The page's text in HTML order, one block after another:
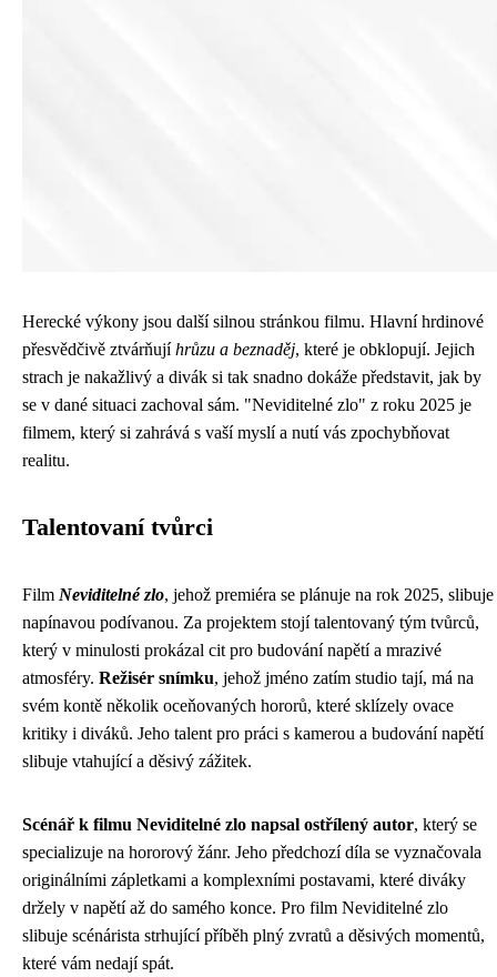
Herecké výkony jsou další silnou stránkou filmu. Hlavní hrdinové
přesvědčivě ztvárňujíhrůzu a beznaděj, které je obklopují. Jejich
strach je nakažlivý a divák si tak snadno dokáže představit, jak by
se v dané situaci zachoval sám. "Neviditelné zlo" z roku 2025 je
filmem, který si zahrává s vaší myslí a nutí vás zpochybňovat
realitu.
Talentovaní tvůrci
Film Neviditelné zlo, jehož premiéra se plánuje na rok 2025, slibuje
napínavou podívanou. Za projektem stojí talentovaný tým tvůrců,
který v minulosti prokázal cit pro budování napětí a mrazivé
atmosféry. Režisér snímku, jehož jméno zatím studio tají, má na
svém kontě několik oceňovaných hororů, které sklízely ovace
kritiky i diváků. Jeho talent pro práci s kamerou a budování napětí
slibuje vtahující a děsivý zážitek.
Scénář k filmu Neviditelné zlo napsal ostřílený autor, který se
specializuje na hororový žánr. Jeho předchozí díla se vyznačovala
originálními zápletkami a komplexními postavami, které diváky
držely v napětí až do samého konce. Pro film Neviditelné zlo
slibuje scénárista strhující příběh plný zvratů a děsivých momentů,
které vám nedají spát.